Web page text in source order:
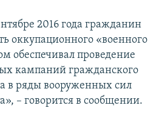
2016 года гражданин
оккупационного «военного
обеспечивал проведение
кампаний гражданского
в ряды вооруженных сил
– говорится в сообщении.